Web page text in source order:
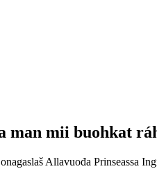
man mii buohkat
Allavuođa Prinseassa